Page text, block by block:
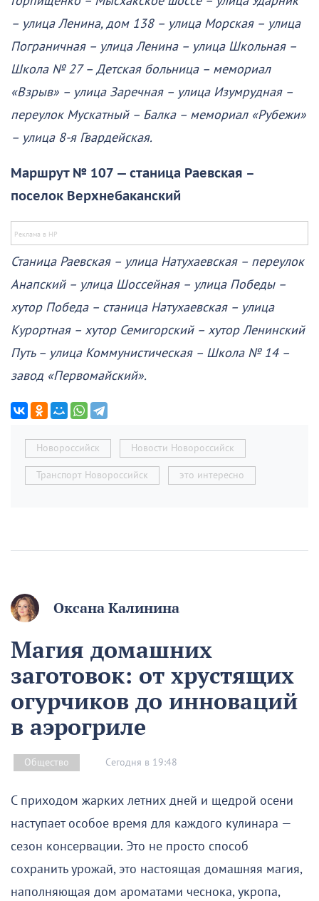
– улица Ленина, дом 138 – улица Морская – улица
Пограничная – улица Ленина – улица Школьная –
Школа № 27 – Детская больница – мемориал
«Взрыв» – улица Заречная – улица Изумрудная –
переулок Мускатный – Балка – мемориал «Рубежи»
– улица 8-я Гвардейская.
Маршрут № 107 — станица Раевская –
поселок Верхнебаканский
Станица Раевская – улица Натухаевская – переулок
Анапский – улица Шоссейная – улица Победы –
хутор Победа – станица Натухаевская – улица
Курортная – хутор Семигорский – хутор Ленинский
Путь – улица Коммунистическая – Школа № 14 –
завод «Первомайский».
Новороссийск Новости Новороссийск
Транспорт Новороссийск это интересно
Оксана Калинина
Магия домашних
заготовок: от хрустящих
огурчиков до инноваций
в аэрогриле
Общество Сегодня в 19:48
С приходом жарких летних дней и щедрой осени
наступает особое время для каждого кулинара —
сезон консервации. Это не просто способ
сохранить урожай, это настоящая домашняя магия,
наполняющая дом ароматами чеснока, укропа,